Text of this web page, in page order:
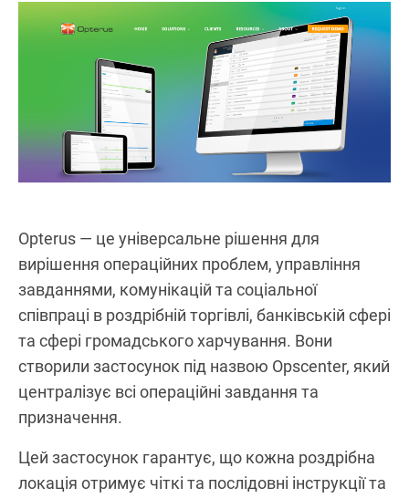
Opterus — це універсальне рішення для
вирішення операційних проблем, управління
завданнями, комунікацій та соціальної
співпраці в роздрібній торгівлі, банківській сфері
та сфері громадського харчування. Вони
створили застосунок під назвою Opscenter, який
централізує всі операційні завдання та
призначення.
Цей застосунок гарантує, що кожна роздрібна
локація отримує чіткі та послідовні інструкції та